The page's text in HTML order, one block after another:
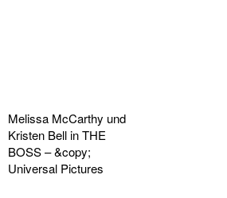
Melissa McCarthy und
Kristen Bell in THE
BOSS – &copy;
Universal Pictures